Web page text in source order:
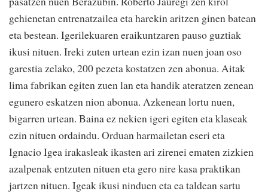
gehienetan entrenatzailea eta harekin aritzen ginen batean
eta bestean. Igerilekuaren eraikuntzaren pauso guztiak
ikusi nituen. Ireki zuten urtean ezin izan nuen joan oso
garestia zelako, 200 pezeta kostatzen zen abonua. Aitak
lima fabrikan egiten zuen lan eta handik ateratzen zenean
egunero eskatzen nion abonua. Azkenean lortu nuen,
bigarren urtean. Baina ez nekien igeri egiten eta klaseak
ezin nituen ordaindu. Orduan harmailetan eseri eta
Ignacio Igea irakasleak ikasten ari zirenei ematen zizkien
azalpenak entzuten nituen eta gero nire kasa praktikan
jartzen nituen. Igeak ikusi ninduen eta ea taldean sartu